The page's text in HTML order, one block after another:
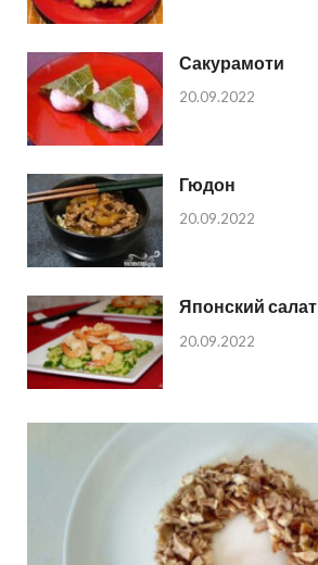
Сакурамоти
20.09.2022
Гюдон
20.09.2022
Японский
20.09.2022